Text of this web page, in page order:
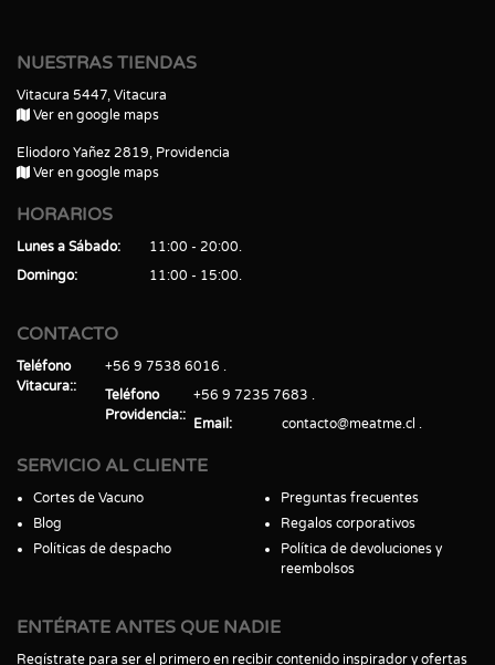
NUESTRAS TIENDAS
Vitacura 5447, Vitacura
Ver en google maps
Eliodoro Yañez 2819, Providencia
Ver en google maps
HORARIOS
Lunes a Sábado
11:00 - 20:00
Domingo
11:00 - 15:00
CONTACTO
Teléfono
Vitacura:
+56 9 7538 6016
Teléfono
Providencia:
+56 9 7235 7683
Email
contacto@meatme.cl
SERVICIO AL CLIENTE
Cortes de Vacuno
Blog
Políticas de despacho
Preguntas frecuentes
Regalos corporativos
Política de devoluciones y
reembolsos
ENTÉRATE ANTES QUE NADIE
Regístrate para ser el primero en recibir contenido inspirador y ofertas